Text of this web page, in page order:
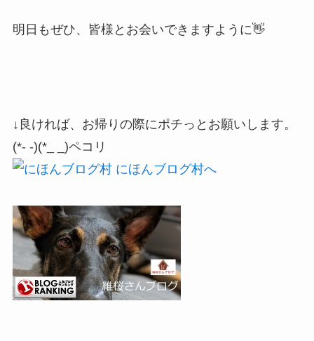
明日もぜひ、皆様とお会いできますように👋
↓良ければ、お帰りの際にポチっとお願いします。
(*- -)(*_ _)ペコリ